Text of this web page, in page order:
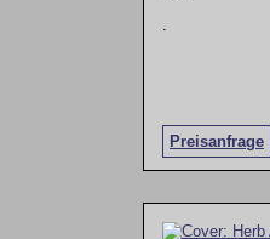
Preisanfrage
.